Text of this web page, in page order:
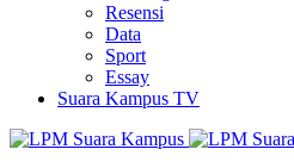
Resensi
Data
Sport
Essay
Suara Kampus TV